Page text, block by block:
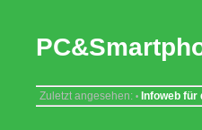
Zuletzt angesehen: • Infoweb für